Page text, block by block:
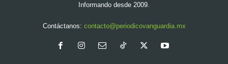
Informando desde 2009.
Contáctanos: contacto@periodicovanguardia.mx